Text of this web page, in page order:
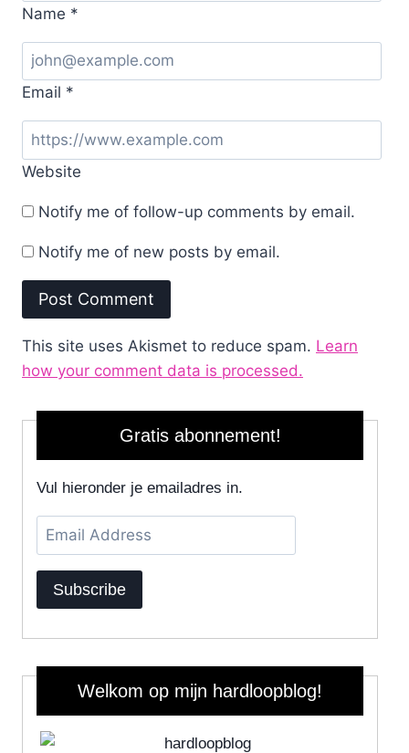
Name *
Email *
Website
Notify me of follow-up comments by email.
Notify me of new posts by email.
This site uses Akismet to reduce spam. Learn
how your comment data is processed.
Gratis abonnement!
Vul hieronder je emailadres in.
Email
Address
Subscribe
Welkom op mijn hardloopblog!